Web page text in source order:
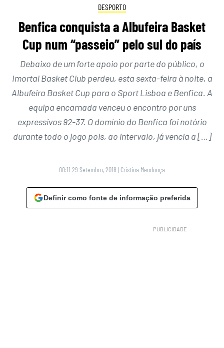
DESPORTO
Benfica conquista a Albufeira Basket
Cup num “passeio” pelo sul do país
Debaixo de um forte apoio por parte do público, o
Imortal Basket Club perdeu, esta sexta-feira à noite, a
Albufeira Basket Cup para o Sport Lisboa e Benfica. A
equipa encarnada venceu o encontro por uns
expressivos 92-37. O domínio do Benfica foi notório
durante todo o jogo pois, ao intervalo, já vencia a […]
00:11 29 Setembro, 2018 | Cristina Mendonça
Definir como fonte de informação preferida